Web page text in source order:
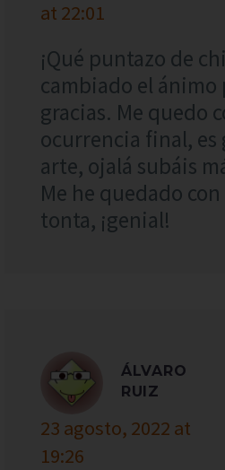
at 22:01
¡Qué puntazo de
cambiado el ánimo
gracias. Me quedo
ocurrencia final, es
arte, ojalá subáis
Me he quedado
tonta, ¡genial!
ÁLVARO
RUIZ
23 agosto, 2022 at
19:26